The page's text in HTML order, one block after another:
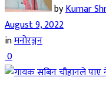
byKumar
August 9, 2022
inमनोरञ्जन
0